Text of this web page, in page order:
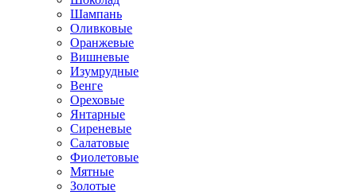
Шампань
Оливковые
Оранжевые
Вишневые
Изумрудные
Венге
Ореховые
Янтарные
Сиреневые
Салатовые
Фиолетовые
Мятные
Золотые